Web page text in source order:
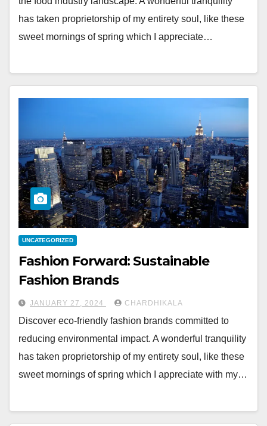
has taken proprietorship of my entirety soul, like these
sweet mornings of spring which I appreciate…
UNCATEGORIZED
Fashion Forward: Sustainable
Fashion Brands
JANUARY 27, 2024 CHARDHIKALA
Discover eco-friendly fashion brands committed to
reducing environmental impact. A wonderful tranquility
has taken proprietorship of my entirety soul, like these
sweet mornings of spring which I appreciate with my…